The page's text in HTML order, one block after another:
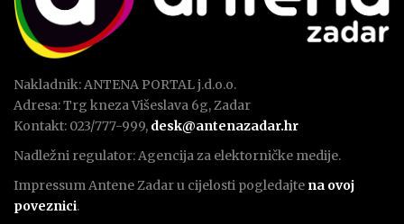
Nakladnik: ANTENA PORTAL j.d.o.o.
Adresa: Trg kneza Višeslava 6g, Zadar
Kontakt: 023/777-999, desk@antenazadar.hr
Nadležni regulator: Agencija za elektorničke medije.
Impressum Antene Zadar u cijelosti pogledajte na ovoj
poveznici.